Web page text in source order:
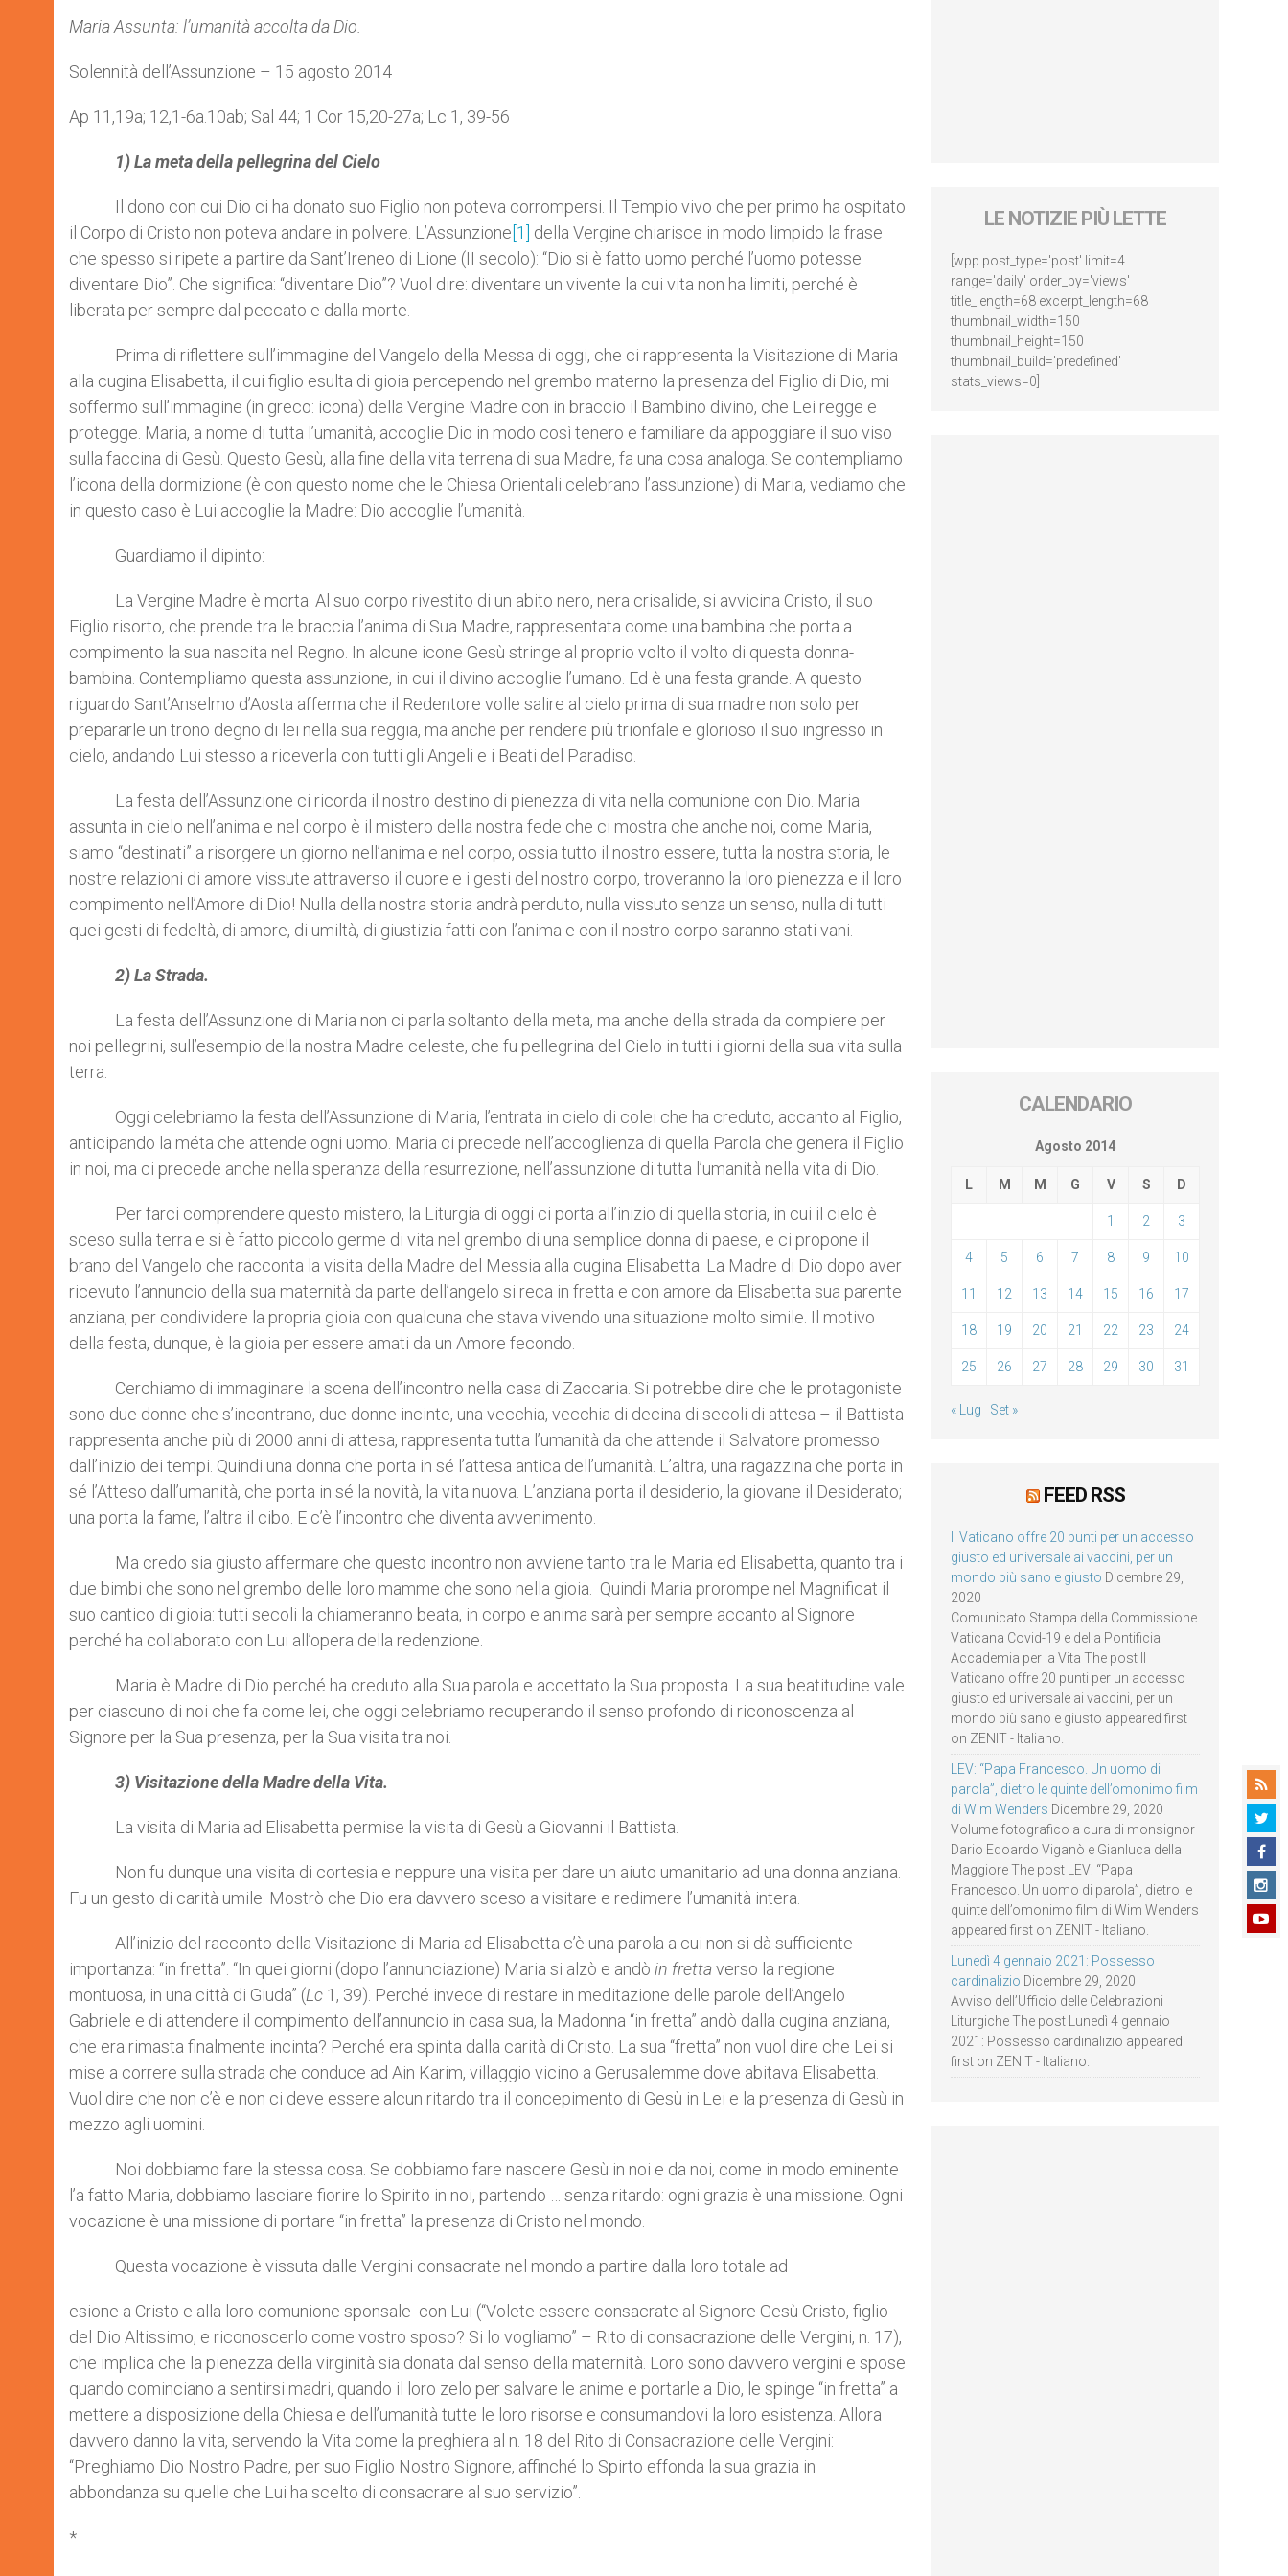
Maria Assunta: l’umanità accolta da Dio.
Solennità dell’Assunzione – 15 agosto 2014
Ap 11,19a; 12,1-6a.10ab; Sal 44; 1 Cor 15,20-27a; Lc 1, 39-56
1) La meta della pellegrina del Cielo
Il dono con cui Dio ci ha donato suo Figlio non poteva corrompersi. Il Tempio vivo che per primo ha ospitato
il Corpo di Cristo non poteva andare in polvere. L’Assunzione [1]
della Vergine chiarisce in modo limpido la frase
che spesso si ripete a partire da Sant’Ireneo di Lione (II secolo): “Dio si è fatto uomo perché l’uomo potesse
diventare Dio”. Che significa: “diventare Dio”? Vuol dire: diventare un vivente la cui vita non ha limiti, perché è
liberata per sempre dal peccato e dalla morte.
Prima di riflettere sull’immagine del Vangelo della Messa di oggi, che ci rappresenta la Visitazione di Maria
alla cugina Elisabetta, il cui figlio esulta di gioia percependo nel grembo materno la presenza del Figlio di Dio, mi
soffermo sull’immagine (in greco: icona) della Vergine Madre con in braccio il Bambino divino, che Lei regge e
protegge. Maria, a nome di tutta l’umanità, accoglie Dio in modo così tenero e familiare da appoggiare il suo viso
sulla faccina di Gesù. Questo Gesù, alla fine della vita terrena di sua Madre, fa una cosa analoga. Se contempliamo
l’icona della dormizione (è con questo nome che le Chiesa Orientali celebrano l’assunzione) di Maria, vediamo che
in questo caso è Lui accoglie la Madre: Dio accoglie l’umanità.
Guardiamo il dipinto:
La Vergine Madre è morta. Al suo corpo rivestito di un abito nero, nera crisalide, si avvicina Cristo, il suo
Figlio risorto, che prende tra le braccia l’anima di Sua Madre, rappresentata come una bambina che porta a
compimento la sua nascita nel Regno. In alcune icone Gesù stringe al proprio volto il volto di questa donna-
bambina. Contempliamo questa assunzione, in cui il divino accoglie l’umano. Ed è una festa grande. A questo
riguardo Sant’Anselmo d’Aosta afferma che il Redentore volle salire al cielo prima di sua madre non solo per
prepararle un trono degno di lei nella sua reggia, ma anche per rendere più trionfale e glorioso il suo ingresso in
cielo, andando Lui stesso a riceverla con tutti gli Angeli e i Beati del Paradiso.
La festa dell’Assunzione ci ricorda il nostro destino di pienezza di vita nella comunione con Dio. Maria
assunta in cielo nell’anima e nel corpo è il mistero della nostra fede che ci mostra che anche noi, come Maria,
siamo “destinati” a risorgere un giorno nell’anima e nel corpo, ossia tutto il nostro essere, tutta la nostra storia, le
nostre relazioni di amore vissute attraverso il cuore e i gesti del nostro corpo, troveranno la loro pienezza e il loro
compimento nell’Amore di Dio! Nulla della nostra storia andrà perduto, nulla vissuto senza un senso, nulla di tutti
quei gesti di fedeltà, di amore, di umiltà, di giustizia fatti con l’anima e con il nostro corpo saranno stati vani.
2) La Strada.
La festa dell’Assunzione di Maria non ci parla soltanto della meta, ma anche della strada da compiere per
noi pellegrini, sull’esempio della nostra Madre celeste, che fu pellegrina del Cielo in tutti i giorni della sua vita sulla
terra.
Oggi celebriamo la festa dell’Assunzione di Maria, l’entrata in cielo di colei che ha creduto, accanto al Figlio,
anticipando la méta che attende ogni uomo. Maria ci precede nell’accoglienza di quella Parola che genera il Figlio
in noi, ma ci precede anche nella speranza della resurrezione, nell’assunzione di tutta l’umanità nella vita di Dio.
Per farci comprendere questo mistero, la Liturgia di oggi ci porta all’inizio di quella storia, in cui il cielo è
sceso sulla terra e si è fatto piccolo germe di vita nel grembo di una semplice donna di paese, e ci propone il
brano del Vangelo che racconta la visita della Madre del Messia alla cugina Elisabetta. La Madre di Dio dopo aver
ricevuto l’annuncio della sua maternità da parte dell’angelo si reca in fretta e con amore da Elisabetta sua parente
anziana, per condividere la propria gioia con qualcuna che stava vivendo una situazione molto simile. Il motivo
della festa, dunque, è la gioia per essere amati da un Amore fecondo.
Cerchiamo di immaginare la scena dell’incontro nella casa di Zaccaria. Si potrebbe dire che le protagoniste
sono due donne che s’incontrano, due donne incinte, una vecchia, vecchia di decina di secoli di attesa – il Battista
rappresenta anche più di 2000 anni di attesa, rappresenta tutta l’umanità da che attende il Salvatore promesso
dall’inizio dei tempi. Quindi una donna che porta in sé l’attesa antica dell’umanità. L’altra, una ragazzina che porta in
sé l’Atteso dall’umanità, che porta in sé la novità, la vita nuova. L’anziana porta il desiderio, la giovane il Desiderato;
una porta la fame, l’altra il cibo. E c’è l’incontro che diventa avvenimento.
Ma credo sia giusto affermare che questo incontro non avviene tanto tra le Maria ed Elisabetta, quanto tra i
due bimbi che sono nel grembo delle loro mamme che sono nella gioia. Quindi Maria prorompe nel Magnificat il
suo cantico di gioia: tutti secoli la chiameranno beata, in corpo e anima sarà per sempre accanto al Signore
perché ha collaborato con Lui all’opera della redenzione.
Maria è Madre di Dio perché ha creduto alla Sua parola e accettato la Sua proposta. La sua beatitudine vale
per ciascuno di noi che fa come lei, che oggi celebriamo recuperando il senso profondo di riconoscenza al
Signore per la Sua presenza, per la Sua visita tra noi.
3) Visitazionedella Madre della Vita.
La visita di Maria ad Elisabetta permise la visita di Gesù a Giovanni il Battista.
Non fu dunque una visita di cortesia e neppure una visita per dare un aiuto umanitario ad una donna anziana.
Fu un gesto di carità umile. Mostrò che Dio era davvero sceso a visitare e redimere l’umanità intera.
All’inizio del racconto della Visitazione di Maria ad Elisabetta c’è una parola a cui non si dà sufficiente
importanza: “in fretta”. “In quei giorni (dopo l’annunciazione) Maria si alzò e andò in frettaverso la regione
montuosa, in una città di Giuda” (Lc 1, 39). Perché invece di restare in meditazione delle parole dell’Angelo
Gabriele e di attendere il compimento dell’annuncio in casa sua, la Madonna “in fretta” andò dalla cugina anziana,
che era rimasta finalmente incinta? Perché era spinta dalla carità di Cristo. La sua “fretta” non vuol dire che Lei si
mise a correre sulla strada che conduce ad Ain Karim, villaggio vicino a Gerusalemme dove abitava Elisabetta.
Vuol dire che non c’è e non ci deve essere alcun ritardo tra il concepimento di Gesù in Lei e la presenza di Gesù in
mezzo agli uomini.
Noi dobbiamo fare la stessa cosa. Se dobbiamo fare nascere Gesù in noi e da noi, come in modo eminente
l’a fatto Maria, dobbiamo lasciare fiorire lo Spirito in noi, partendo … senza ritardo: ogni grazia è una missione. Ogni
vocazione è una missione di portare “in fretta” la presenza di Cristo nel mondo.
Questa vocazione è vissuta dalle Vergini consacrate nel mondo a partire dalla loro totale ad
esione a Cristo e alla loro comunione sponsale con Lui (“Volete essere consacrate al Signore Gesù Cristo, figlio
del Dio Altissimo, e riconoscerlo come vostro sposo? Si lo vogliamo” – Rito di consacrazione delle Vergini, n. 17),
che implica che la pienezza della virginità sia donata dal senso della maternità. Loro sono davvero vergini e spose
quando cominciano a sentirsi madri, quando il loro zelo per salvare le anime e portarle a Dio, le spinge “in fretta” a
mettere a disposizione della Chiesa e dell’umanità tutte le loro risorse e consumandovi la loro esistenza. Allora
davvero danno la vita, servendo la Vita come la preghiera al n. 18 del Rito di Consacrazione delle Vergini:
“Preghiamo Dio Nostro Padre, per suo Figlio Nostro Signore, affinché lo Spirto effonda la sua grazia in
abbondanza su quelle che Lui ha scelto di consacrare al suo servizio”.
*
LE NOTIZIE PIÙ LETTE
[wpp post_type='post' limit=4
range='daily' order_by='views'
title_length=68 excerpt_length=68
thumbnail_width=150
thumbnail_height=150
thumbnail_build='predefined'
stats_views=0]
CALENDARIO
Agosto 2014
L M M G V S D
1 2 3
4 5 6 7 8 9 10
11 12 13 14 15 16 17
18 19 20 21 22 23 24
25 26 27 28 29 30 31
« Lug Set »
FEED RSS
Il Vaticano offre 20 punti per un accesso
giusto ed universale ai vaccini, per un
mondo più sano e giusto Dicembre 29,
2020
Comunicato Stampa della Commissione
Vaticana Covid-19 e della Pontificia
Accademia per la Vita The post Il
Vaticano offre 20 punti per un accesso
giusto ed universale ai vaccini, per un
mondo più sano e giusto appeared first
on ZENIT - Italiano.
LEV: “Papa Francesco. Un uomo di
parola”, dietro le quinte dell’omonimo film
di Wim Wenders Dicembre 29, 2020
Volume fotografico a cura di monsignor
Dario Edoardo Viganò e Gianluca della
Maggiore The post LEV: “Papa
Francesco. Un uomo di parola”, dietro le
quinte dell’omonimo film di Wim Wenders
appeared first on ZENIT - Italiano.
Lunedì 4 gennaio 2021: Possesso
cardinalizio Dicembre 29, 2020
Avviso dell’Ufficio delle Celebrazioni
Liturgiche The post Lunedì 4 gennaio
2021: Possesso cardinalizio appeared
first on ZENIT - Italiano.